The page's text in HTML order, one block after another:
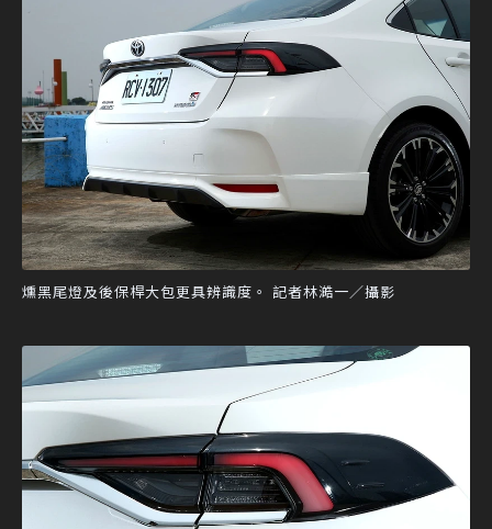
燻黑尾燈及後保桿大包更具辨識度。 記者林澔一／攝影